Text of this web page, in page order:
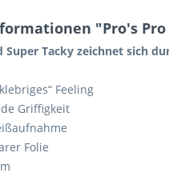
"Pro's Pro
Super Tacky zeichnet sich
Feeling
Griffigkeit
Folie